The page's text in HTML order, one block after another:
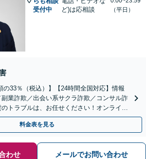
受付中
ど)は応相談
（平日）
の33％（税込）】【24時間全国対応】情報
業詐欺／出会い系サクラ詐欺／コンサル詐
トラブルは、お任せください！オンライン
料金表を見る
わせ メールでお問い合わせ